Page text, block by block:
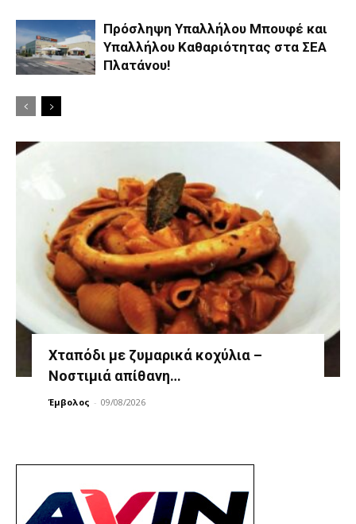
Πρόσληψη Υπαλλήλου Μπουφέ και
Υπαλλήλου Καθαριότητας στα ΣΕΑ
Πλατάνου!
Χταπόδι με ζυμαρικά κοχύλια –
Νοστιμιά απίθανη…
Έμβολος - 09/08/2026